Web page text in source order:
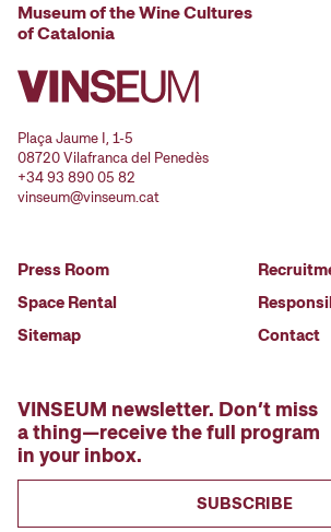
Museum of the Wine Cultures
of Catalonia
Plaça Jaume I, 1-5
08720 Vilafranca del Penedès
+34 93 890 05 82
vinseum@vinseum.cat
Press Room
Space Rental
Sitemap
Contact
VINSEUM newsletter. Don’t miss
a thing—receive the full program
in your inbox.
SUBSCRIBE